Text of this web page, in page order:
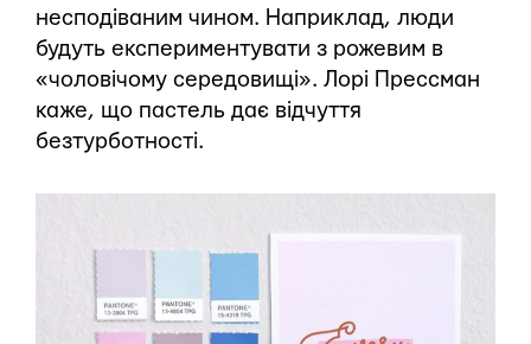
несподіваним чином. Наприклад, люди
будуть експериментувати з рожевим в
«чоловічому середовищі». Лорі Прессман
каже, що пастель дає відчуття
безтурботності.